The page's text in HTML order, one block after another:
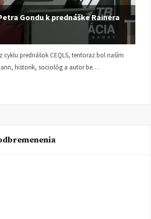
Gondu k prednáške Rainera
cyklu prednášok CEQLS, tentoraz bol naším
historik, sociológ a autor be…